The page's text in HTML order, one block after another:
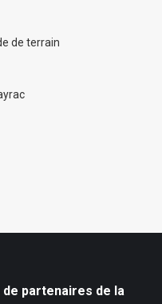
de terrain
partenaires de la